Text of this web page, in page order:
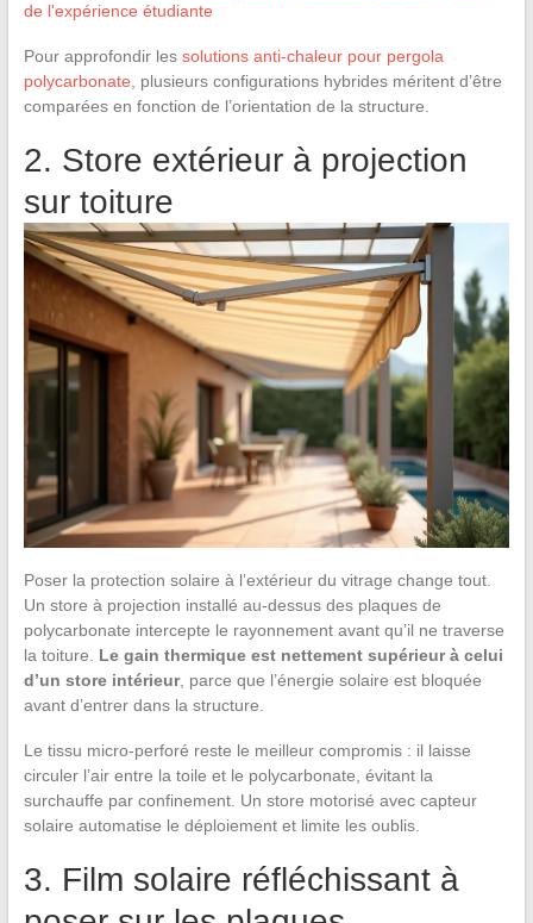
de l'expérience étudiante
Pour approfondir les solutions anti-chaleur pour pergola
polycarbonate, plusieurs configurations hybrides méritent d’être
comparées en fonction de l’orientation de la structure.
2. Store extérieur à projection
sur toiture
Poser la protection solaire à l’extérieur du vitrage change tout.
Un store à projection installé au-dessus des plaques de
polycarbonate intercepte le rayonnement avant qu’il ne traverse
la toiture. Le gain thermique est nettement supérieur à celui
d’un store intérieur, parce que l’énergie solaire est bloquée
avant d’entrer dans la structure.
Le tissu micro-perforé reste le meilleur compromis : il laisse
circuler l’air entre la toile et le polycarbonate, évitant la
surchauffe par confinement. Un store motorisé avec capteur
solaire automatise le déploiement et limite les oublis.
3. Film solaire réfléchissant à